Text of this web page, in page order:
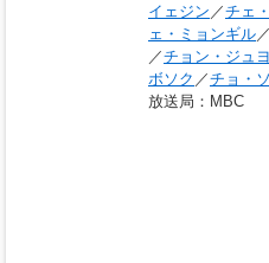
イェジン ／チェ
ェ・ミョンギル／
／チョン・ジュ
ボソク ／チョ・
放送局 ：MBC